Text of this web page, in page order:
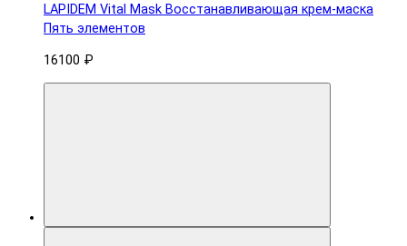
LAPIDEM Vital Mask Восстанавливающая крем-маска
Пять элементов
16100 ₽